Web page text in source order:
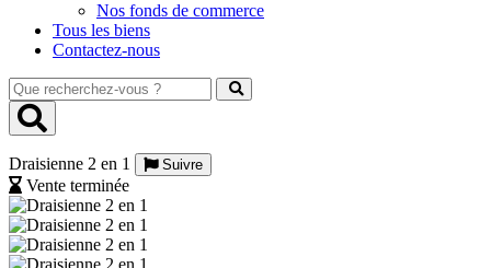
Nos fonds de commerce
Tous les biens
Contactez-nous
Que
recherchez-
vous
Draisienne 2 en 1
Suivre
Vente terminée